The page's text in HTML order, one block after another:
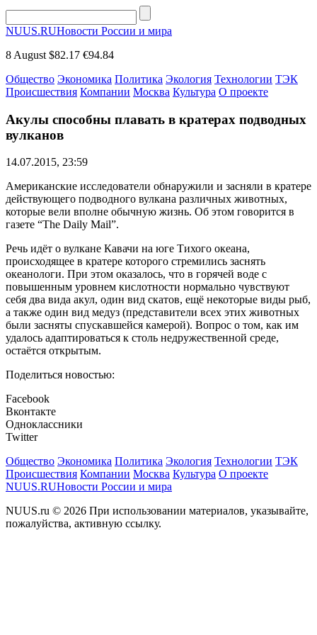
NUUS.RUНовости России и мира
8 August $82.17 €94.84
Общество Экономика Политика Экология Технологии ТЭК
Происшествия Компании Москва Культура О проекте
Акулы способны плавать в кратерах подводных
вулканов
14.07.2015, 23:59
Американские исследователи обнаружили и засняли в кратере
действующего подводного вулкана различных животных,
которые вели вполне обычную жизнь. Об этом говорится в
газете “The Daily Mail”.
Речь идёт о вулкане Кавачи на юге Тихого океана,
происходящее в кратере которого стремились заснять
океанологи. При этом оказалось, что в горячей воде с
повышенным уровнем кислотности нормально чувствуют
себя два вида акул, один вид скатов, ещё некоторые виды рыб,
а также один вид медуз (представители всех этих животных
были засняты спускавшейся камерой). Вопрос о том, как им
удалось адаптироваться к столь недружественной среде,
остаётся открытым.
Поделиться новостью:
Facebook
Вконтакте
Одноклассники
Twitter
Общество Экономика Политика Экология Технологии ТЭК
Происшествия Компании Москва Культура О проекте
NUUS.RUНовости России и мира
NUUS.ru © 2026 При использовании материалов, указывайте,
пожалуйства, активную ссылку.